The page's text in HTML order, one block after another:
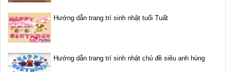
Hướng dẫn trang trí sinh nhật tuổi Tuất
Hướng dẫn trang trí sinh nhật chủ đề siêu anh hùng